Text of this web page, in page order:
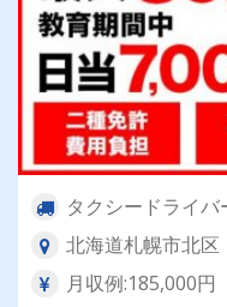
タクシードライバ
北海道札幌市北区
月収例:185,000円